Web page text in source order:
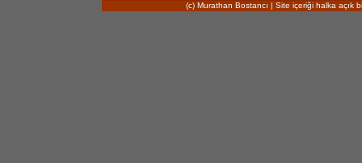
(c) Murathan Bostancı | Site içeriği halka açık